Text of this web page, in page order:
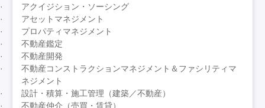
アクイジション・ソーシング
アセットマネジメント
プロパティマネジメント
不動産鑑定
不動産開発
不動産コンストラクションマネジメント＆ファシリティマ
ネジメント
設計・積算・施工管理（建築／不動産）
不動産仲介（売買・賃貸）